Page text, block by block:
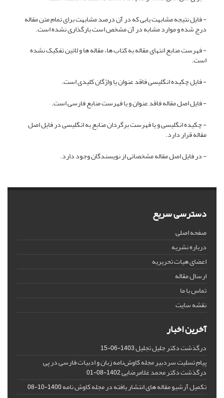
- فایل نتیجه مشابهت یابی که در آن درصد مشابهت برای تمام متن مقاله
درج شده و موارد مشابه در آن مشخص است بارگذاری نشده است.
- فهرست منابع انتهای مقاله به کتاب ها، مقاله ها و لاتین تفکیک نشده
است.
- فایل چکیده انگلیسی فاقد عنوان یا واژگان کلیدی است.
- فایل اصل مقاله فاقد عنوان و یا فهرست منابع فارسی است.
- چکیده انگلیسی و یا فهرست برگردان منابع به انگلیسی در فایل اصل
مقاله قرار دارد.
- در فایل اصل مقاله مشخصاتی از نویسندگان وجود دارد.
دسترسی سریع
صفحه اصلی
درباره نشریه
اعضای هیات تحریریه
ارسال مقاله
تماس با ما
نقشه سایت
آخرین اخبار
درگذشت دکتر جلیل تجلیل1403-06-15
پیام تسلیت سردبیر مجله کاوش‌نامه زبان و ادبیات فارسی در پی
درگذشت دکتر محمد غلامرضایی1402-08-01
تکمیل آرشیو مقاله های انتشار یافته در مجله کاوش نامه1400-10-08